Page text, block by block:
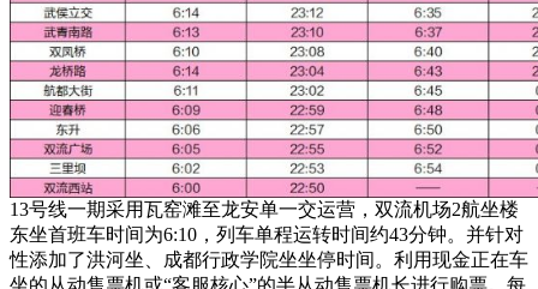
13号线一期采用瓦窑滩至龙安单一交运营，双流机场2航坐楼
东坐首班车时间为6:10，列车单程运转时间约43分钟。并针对
性添加了洪河坐、成都行政学院坐坐停时间。利用现金正在车
坐的从动售票机或“客服核心”的半从动售票机长进行购票。每